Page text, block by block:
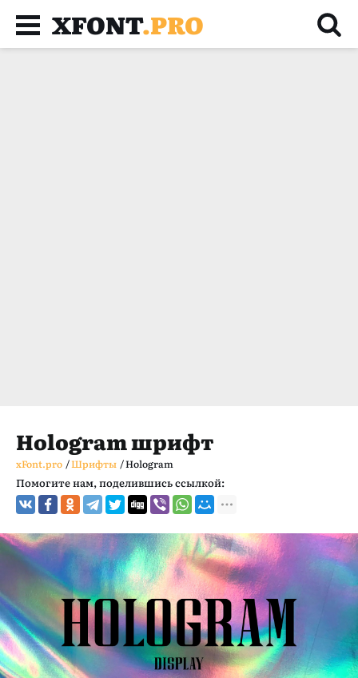
XFONT.PRO
Hologram шрифт
xFont.pro /Шрифты /Hologram
Помогите нам, поделившись ссылкой: